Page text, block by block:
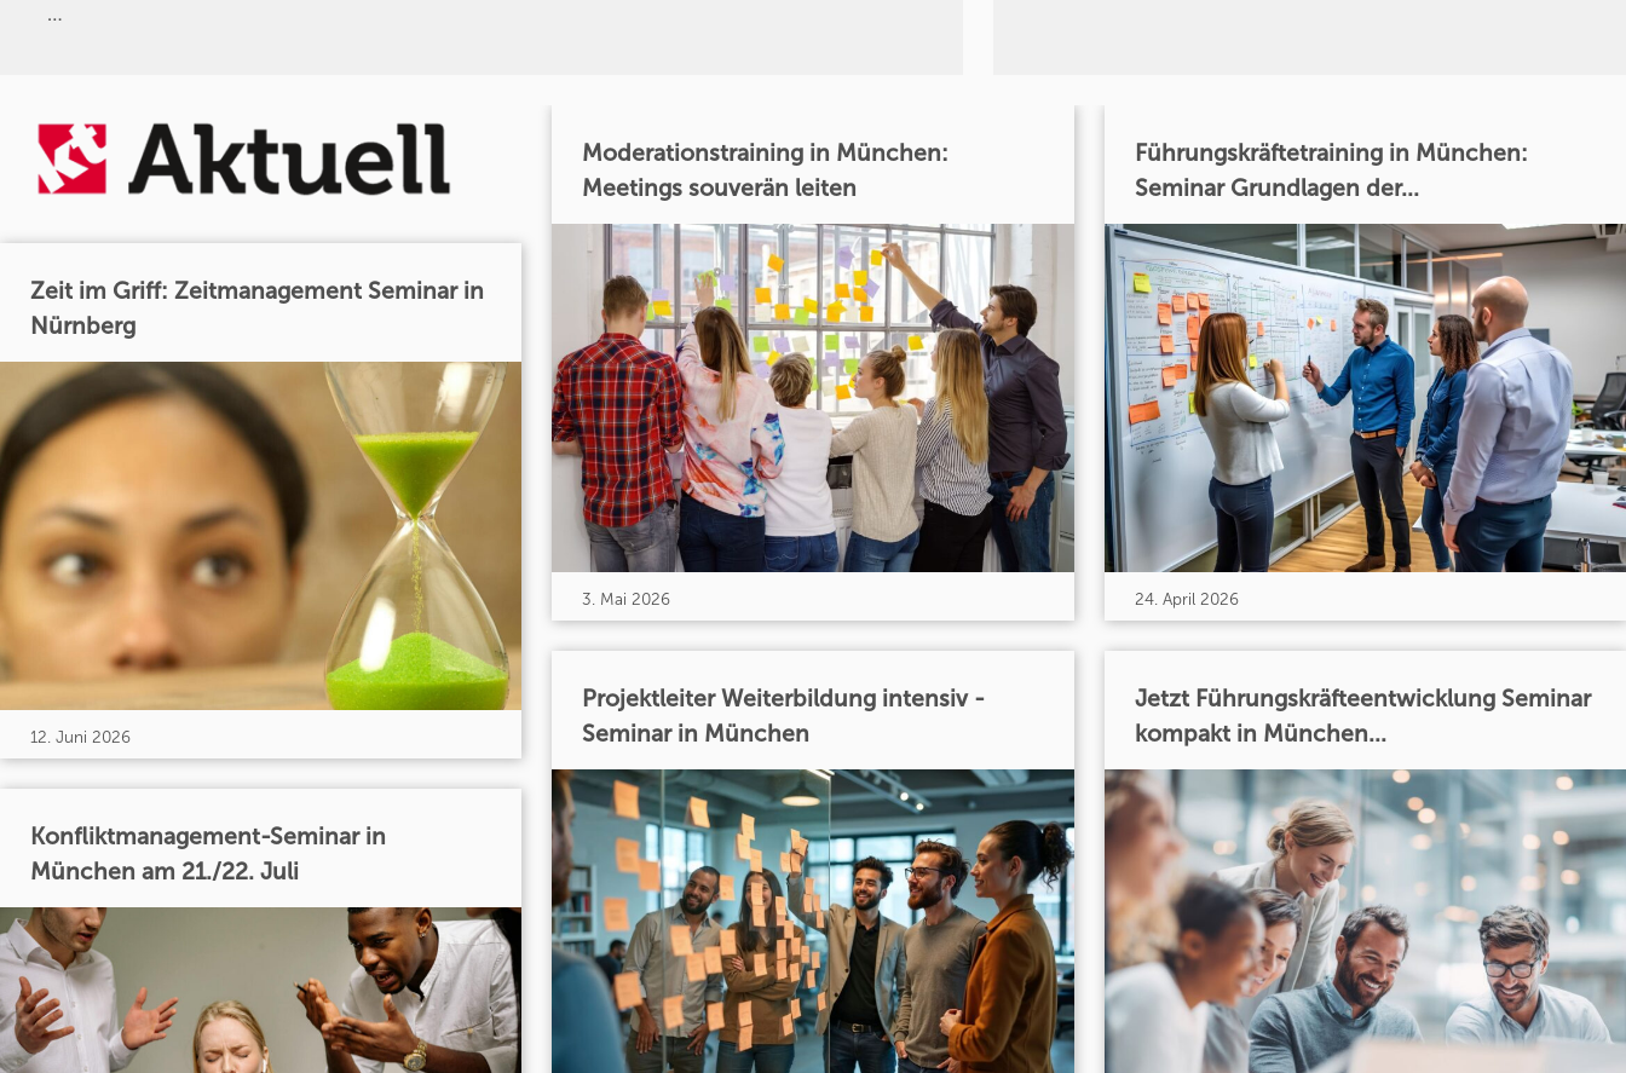
…
Zeit im Griff: Zeitmanagement Seminar in
Nürnberg
12. Juni 2026
Konfliktmanagement-Seminar in
München am 21./22. Juli
Moderationstraining in München:
Meetings souverän leiten
3. Mai 2026
Projektleiter Weiterbildung intensiv -
Seminar in München
Führungskräftetraining in München:
Seminar Grundlagen der...
24. April 2026
Jetzt Führungskräfteentwicklung Seminar
kompakt in München...